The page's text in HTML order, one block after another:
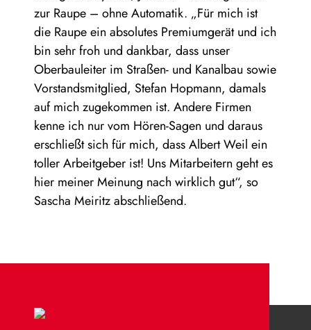
zur Raupe – ohne Automatik. „Für mich ist
die Raupe ein absolutes Premiumgerät und ich
bin sehr froh und dankbar, dass unser
Oberbauleiter im Straßen- und Kanalbau sowie
Vorstandsmitglied, Stefan Hopmann, damals
auf mich zugekommen ist. Andere Firmen
kenne ich nur vom Hören-Sagen und daraus
erschließt sich für mich, dass Albert Weil ein
toller Arbeitgeber ist! Uns Mitarbeitern geht es
hier meiner Meinung nach wirklich gut“, so
Sascha Meiritz abschließend.